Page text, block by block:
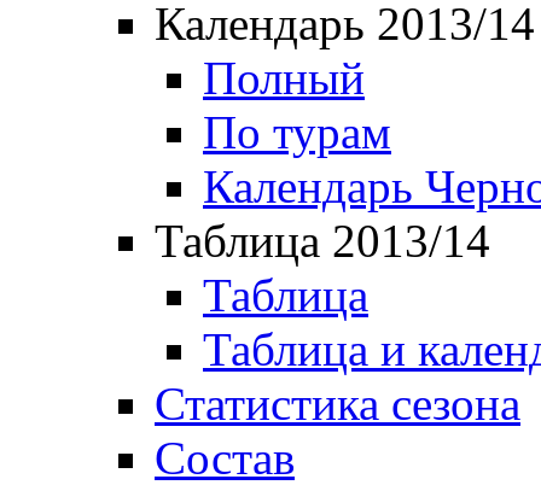
Календарь 2013/14
Полный
По турам
Календарь
Таблица 2013/14
Таблица
Таблица и
Статистика сезона
Состав